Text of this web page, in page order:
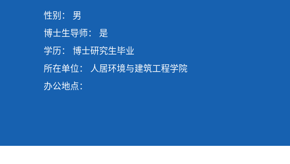
性别： 男
博士生导师： 是
学历： 博士研究生毕业
所在单位： 人居环境与建筑工程学院
办公地点：